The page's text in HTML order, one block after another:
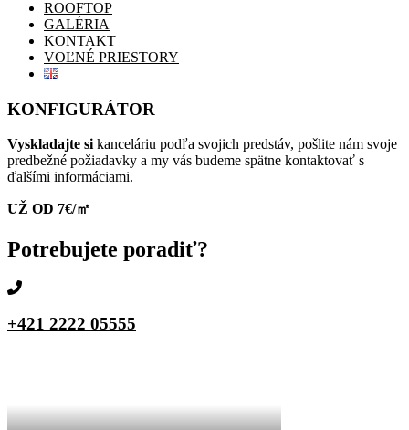
ROOFTOP
GALÉRIA
KONTAKT
VOĽNÉ PRIESTORY
KONFIGURÁTOR
Vyskladajte sikanceláriu podľa svojich predstáv, pošlite nám svoje
predbežné požiadavky a my vás budeme spätne kontaktovať s
ďalšími informáciami.
UŽ OD 7€/㎡
Potrebujete poradiť?
+421 2222 05555